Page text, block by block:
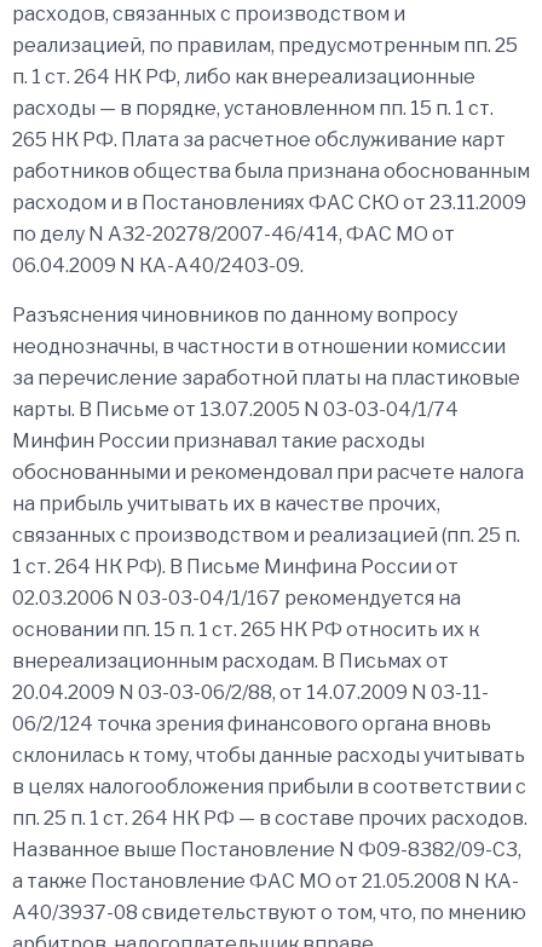
расходов, связанных с производством и
реализацией, по правилам, предусмотренным пп. 25
п. 1 ст. 264 НК РФ, либо как внереализационные
расходы — в порядке, установленном пп. 15 п. 1 ст.
265 НК РФ. Плата за расчетное обслуживание карт
работников общества была признана обоснованным
расходом и в Постановлениях ФАС СКО от 23.11.2009
по делу N А32-20278/2007-46/414, ФАС МО от
06.04.2009 N КА-А40/2403-09.
Разъяснения чиновников по данному вопросу
неоднозначны, в частности в отношении комиссии
за перечисление заработной платы на пластиковые
карты. В Письме от 13.07.2005 N 03-03-04/1/74
Минфин России признавал такие расходы
обоснованными и рекомендовал при расчете налога
на прибыль учитывать их в качестве прочих,
связанных с производством и реализацией (пп. 25 п.
1 ст. 264 НК РФ). В Письме Минфина России от
02.03.2006 N 03-03-04/1/167 рекомендуется на
основании пп. 15 п. 1 ст. 265 НК РФ относить их к
внереализационным расходам. В Письмах от
20.04.2009 N 03-03-06/2/88, от 14.07.2009 N 03-11-
06/2/124 точка зрения финансового органа вновь
склонилась к тому, чтобы данные расходы учитывать
в целях налогообложения прибыли в соответствии с
пп. 25 п. 1 ст. 264 НК РФ — в составе прочих расходов.
Названное выше Постановление N Ф09-8382/09-С3,
а также Постановление ФАС МО от 21.05.2008 N КА-
А40/3937-08 свидетельствуют о том, что, по мнению